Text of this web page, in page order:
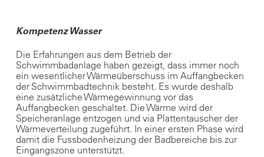
Kompetenz Wasser
Die Erfahrungen aus dem Betrieb der
Schwimmbadanlage haben gezeigt, dass immer noch
ein wesentlicher Wärmeüberschuss im Auffangbecken
der Schwimmbadtechnik besteht. Es wurde deshalb
eine zusätzliche Wärmegewinnung vor das
Auffangbecken geschaltet. Die Wärme wird der
Speicheranlage entzogen und via Plattentauscher der
Wärmeverteilung zugeführt. In einer ersten Phase wird
damit die Fussbodenheizung der Badbereiche bis zur
Eingangszone unterstützt.